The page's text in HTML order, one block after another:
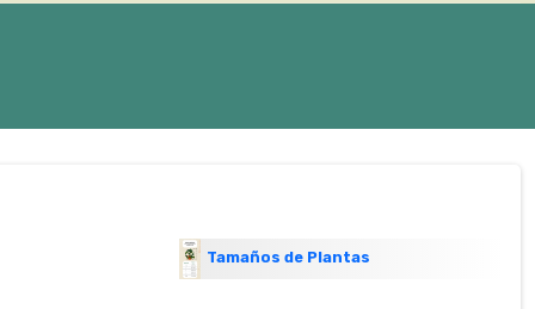
Tamaños de Plantas